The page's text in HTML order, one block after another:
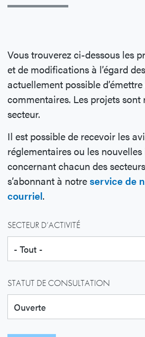
Vous trouverez ci-dessous les
et de modifications à l’égard
actuellement possible d’émettre
commentaires. Les projets
secteur.
Il est possible de recevoir les
réglementaires ou les
concernant chacun des
s’abonnant à notreservice de
courriel.
SECTEUR D’ACTIVITÉ
STATUT DE CONSULTATION